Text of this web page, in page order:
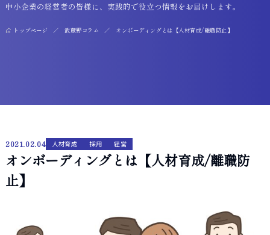
トップページ 武蔵野コラム オンボーディングとは【人材育成/離職防止】
中小企業の経営者の皆様に、実践的で役立つ情報をお届けします。
2021.02.04 人材育成 採用 経営
オンボーディングとは【人材育成/離職防
止】